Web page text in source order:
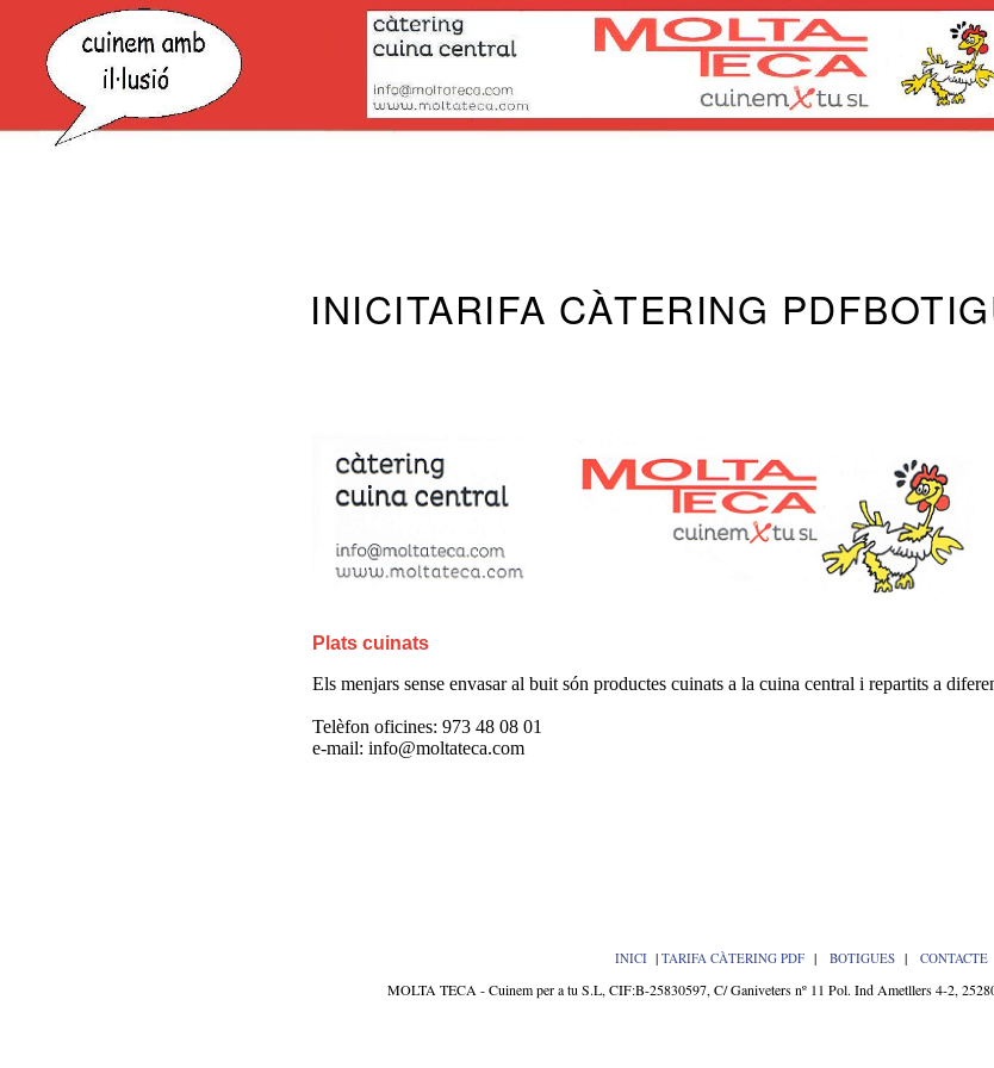
INICITARIFA CÀTERING PDF
Plats cuinats
Els menjars sense envasar al buit són productes cuinats a la cuina central i repartits a
Telèfon oficines: 973 48 08 01
e-mail: info@moltateca.com
INICI| TARIFA CÀTERING PDF| BOTIGUES| CONTACTE
MOLTA TECA - Cuinem per a tu S.L, CIF:B-25830597, C/ Ganiveters nº 11 Pol. Ind Ametllers 4-2,